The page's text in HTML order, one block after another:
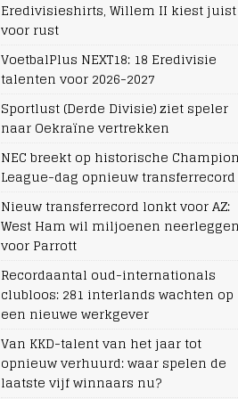
Eredivisieshirts, Willem II kiest juist
voor rust
VoetbalPlus NEXT18: 18 Eredivisie
talenten voor 2026-2027
Sportlust (Derde Divisie) ziet speler
naar Oekraïne vertrekken
NEC breekt op historische
League-dag opnieuw transferrecord
Nieuw transferrecord lonkt voor AZ:
West Ham wil miljoenen
voor Parrott
Recordaantal oud-internationals
clubloos: 281 interlands wachten op
een nieuwe werkgever
Van KKD-talent van het jaar tot
opnieuw verhuurd: waar spelen de
laatste vijf winnaars nu?